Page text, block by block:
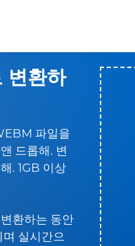
환하
파일을
드롭해. 변
. 1GB 이상
환하는 동안
실시간으